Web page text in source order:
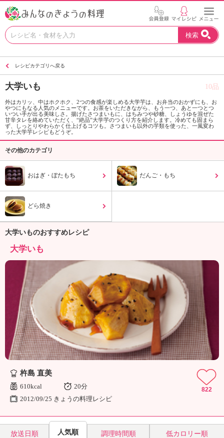
お
い
を
見
つ
け
よ
。
K
エ
ナ
ル
「
み
ん
な
の
き
ょ
理
検索
レシピカテゴリへ戻る
大学いも 10品
外はカリッ、中はホクホク、2つの食感が楽しめる大学芋は、お弁当のおかずにも、お
やつにもなる人気のメニューです。お茶をいただきながら、もう一つ、あと一つとつ
いつい手が出る美味しさ。揚げたさつまいもに、はちみつや砂糖、しょうゆを混ぜた
甘辛タレを絡めていただく、“絶品”大学芋のつくり方を紹介します。冷めても固まら
ず、しっとりやわらかく仕上げるコツも。さつまいも以外の芋類を使った、一風変わ
った大学芋レシピもどうぞ。
その他のカテゴリ
おはぎ・ぼたもち だんご・もち
どら焼き
大学いものおすすめレシピ
大学いも
杵島 直美
610kcal
20分
2012/09/25 きょうの料理レシピ
822
放送日順 人気順 調理時間順 低カロリー順